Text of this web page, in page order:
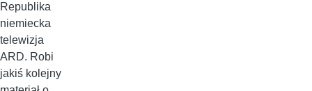
Republika
niemiecka
telewizja
ARD. Robi
jakiś kolejny